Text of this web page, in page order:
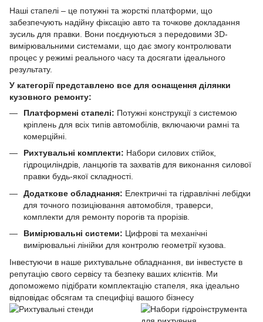
Наші стапелі – це потужні та жорсткі платформи, що
забезпечують надійну фіксацію авто та точкове докладання
зусиль для правки. Вони поєднуються з передовими 3D-
вимірювальними системами, що дає змогу контролювати
процес у режимі реального часу та досягати ідеального
результату.
У категорії представлено все для оснащення ділянки
кузовного ремонту:
Платформені стапелі: Потужні конструкції з системою
кріплень для всіх типів автомобілів, включаючи рамні та
комерційні.
Рихтувальні комплекти: Набори силових стійок,
гідроциліндрів, ланцюгів та захватів для виконання силової
правки будь-якої складності.
Додаткове обладнання: Електричні та гідравлічні лебідки
для точного позиціювання автомобіля, траверси,
комплекти для ремонту порогів та прорізів.
Вимірювальні системи: Цифрові та механічні
вимірювальні лінійки для контролю геометрії кузова.
Інвестуючи в наше рихтувальне обладнання, ви інвестуєте в
репутацію свого сервісу та безпеку ваших клієнтів. Ми
допоможемо підібрати комплектацію стапеля, яка ідеально
відповідає обсягам та специфіці вашого бізнесу